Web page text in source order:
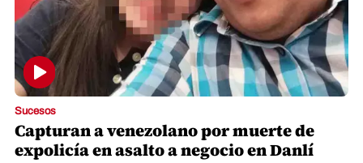
Sucesos
Capturan a venezolano por muerte de
expolicía en asalto a negocio en Danlí